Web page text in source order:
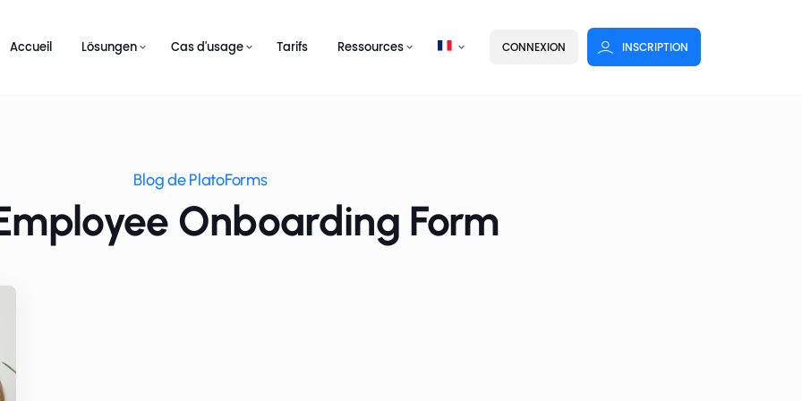
Accueil Lösungen Cas d'usage Tarifs Ressources CONNEXION INSCRIPTION
Blog de PlatoForms
Onboarding Form